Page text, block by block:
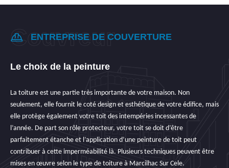
ENTREPRISE DE COUVERTURE
Le choix de la peinture
La toiture est une partie très importante de votre maison. Non
seulement, elle fournit le coté design et esthétique de votre édifice, mais
elle protège également votre toit des intempéries incessantes de
l’année. De part son rôle protecteur, votre toit se doit d’être
parfaitement étanche et l’application d’une peinture de toit peut
contribuer à cette imperméabilité là. Plusieurs techniques peuvent être
mises en œuvre selon le type de toiture à Marcilhac Sur Cele.